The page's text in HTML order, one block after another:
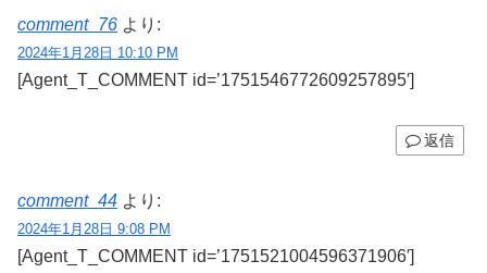
comment_76 より:
2024年1月28日 10:10 PM
[Agent_T_COMMENT id=’1751546772609257895′]
返信
comment_44 より:
2024年1月28日 9:08 PM
[Agent_T_COMMENT id=’1751521004596371906′]